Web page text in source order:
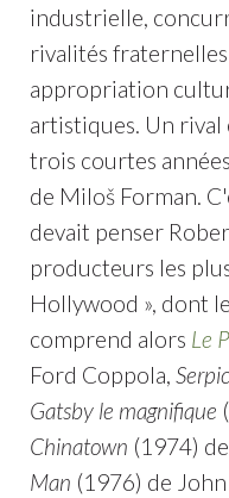
industrielle,
rivalités
appropriation
artistiques. Un rival
trois courtes
de Miloš Forman.
devait penser
producteurs les
Hollywood », dont
comprend alors Le
Ford Coppola,
Gatsby le magnifique
Chinatown (1974) de
Man (1976) de